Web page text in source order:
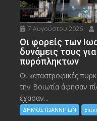
7 Αυγούστου 2026
Οι φορείς των
δυνάμεις τους
πυρόπληκτων
Οι καταστροφικές
την Bοιωτία άφησαν
έχασαν...
ΔΗΜΟΣ ΙΩΑΝΝΙΤΩΝ